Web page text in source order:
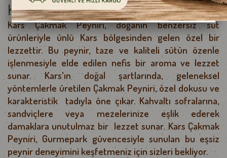
Kars Çakmak Peyniri 250 g e
Kars Çakmak Peyniri, doğanın benzersiz süt
ürünleriyle ünlü Kars bölgesinden gelen özel bir
lezzettir. Bu peynir, taze ve kaliteli sütün özenle
işlenmesiyle elde edilen nefis bir aroma ve lezzet
sunar. Kars'ın doğal şartlarında, geleneksel
yöntemlerle üretilen Çakmak Peyniri, özel dokusu ve
karakteristik tadıyla öne çıkar. Kahvaltı sofralarına,
sandviçlere veya mezelerinize eşlik ederek
damaklara unutulmaz bir lezzet sunar. Kars Çakmak
Peyniri, Gurmepark güvencesiyle sunulan bu eşsiz
peynir deneyimini keşfetmeniz için sizleri bekliyor.